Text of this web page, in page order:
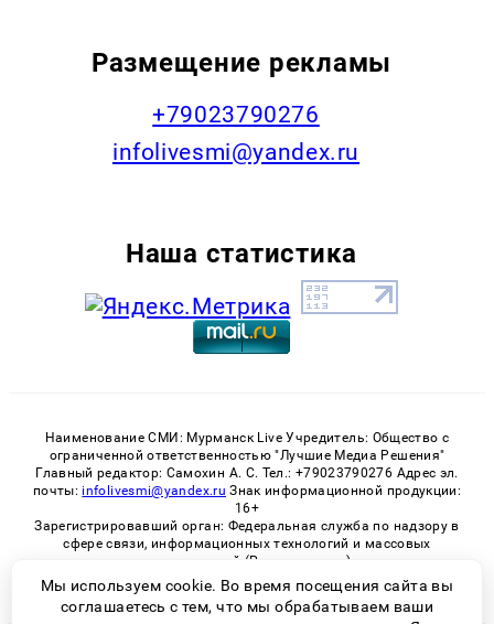
Размещение рекламы
+79023790276
infolivesmi@yandex.ru
Наша статистика
Наименование СМИ: Мурманск Live Учредитель: Общество с
ограниченной ответственностью "Лучшие Медиа Решения"
Главный редактор: Самохин А. С. Тел.: +79023790276 Адрес эл.
почты: infolivesmi@yandex.ru Знак информационной продукции:
16+
Зарегистрировавший орган: Федеральная служба по надзору в
сфере связи, информационных технологий и массовых
коммуникаций (Роскомнадзор)
Регистрационный номер СМИ ЭЛ № ФС 77 - 82534 от 21.01.2022
Мы используем cookie. Во время посещения сайта вы
соглашаетесь с тем, что мы обрабатываем ваши